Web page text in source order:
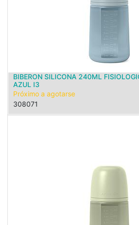
BIBERON SILICONA 240ML
AZUL I3
Próximo a agotarse
308071